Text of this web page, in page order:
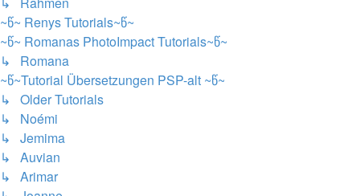
~წ~ Renys Tutorials~წ~
~წ~ Romanas PhotoImpact Tutorials~წ~
↳ Romana
~წ~Tutorial Übersetzungen PSP-alt ~წ~
↳ Older Tutorials
↳ Noémi
↳ Jemima
↳ Auvian
↳ Arimar